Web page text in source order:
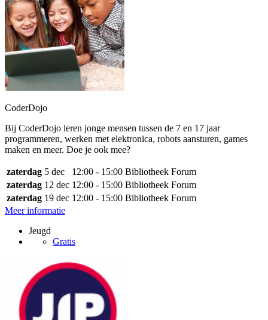
CoderDojo
Bij CoderDojo leren jonge mensen tussen de 7 en 17 jaar
programmeren, werken met elektronica, robots aansturen, games
maken en meer. Doe je ook mee?
zaterdag 5 dec 12:00 - 15:00 Bibliotheek Forum
zaterdag 12 dec 12:00 - 15:00 Bibliotheek Forum
zaterdag 19 dec 12:00 - 15:00 Bibliotheek Forum
Meer informatie
Jeugd
Gratis